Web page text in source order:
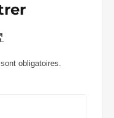
obligatoires.